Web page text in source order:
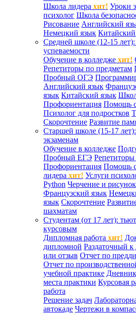
Школа лидера хит! Уроки
психолог Школа
Рисование Английский
Немецкий язык
Средней школе (12-15
успеваемости
Обучение в колледже хит!
Репетиторы по предметам
Пробный ОГЭ
Английский язык
язык Китайский язык
Профориентация Помощь
Психолог для подростков
Скорочтение Развитие
Старшей школе (15-17
экзаменам
Обучение в колледже
Пробный ЕГЭ
Профориентация Помощь
лидера хит! Услуги
Python Черчение и рисунок
Французский язык
язык Скорочтение
шахматам
Студентам (от 17 лет):
курсовым
Дипломная работа хит!
дипломной Раздаточный
или отзыв Отчет по
Отчет по
учебной практике
места практики Курсовая
работа
Решение задач
автокаде Чертежи в